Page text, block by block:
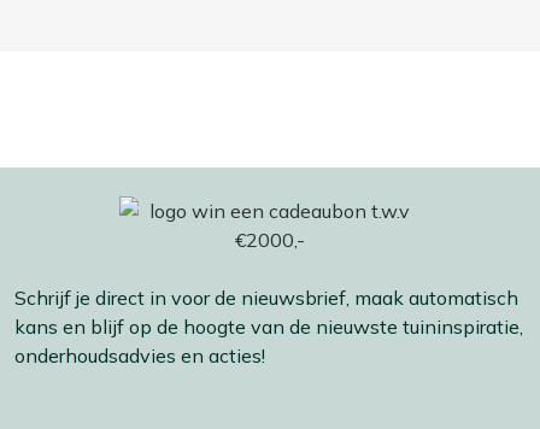
Schrijf je direct in voor de nieuwsbrief, maak automatisch
kans en blijf op de hoogte van de nieuwste tuininspiratie,
onderhoudsadvies en acties!